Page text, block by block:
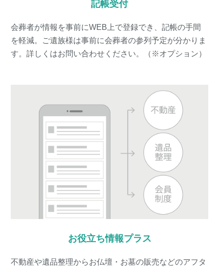
記帳受付
会葬者が情報を事前にWEB上で登録でき、記帳の手間
を軽減。ご遺族様は事前に会葬者の参列予定が分かりま
す。詳しくはお問い合わせください。（※オプション）
お役立ち情報プラス
不動産や遺品整理からお仏壇・お墓の販売などのアフタ